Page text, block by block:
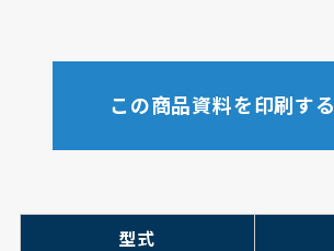
この商品資料を印刷する
型式